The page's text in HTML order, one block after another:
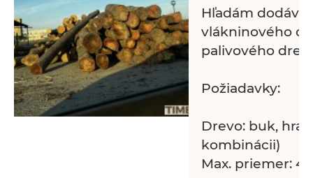
Hľadám
vlákninového
palivového
Požiadavky:
Drevo: buk,
kombinácii)
Max. priemer: